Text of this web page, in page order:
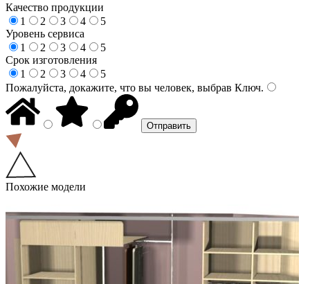
Качество продукции
1
2 3 4
5
Уровень сервиса
1
2 3 4
5
Срок изготовления
1
2 3 4
5
Пожалуйста, докажите, что вы человек, выбрав Ключ.
Похожие модели